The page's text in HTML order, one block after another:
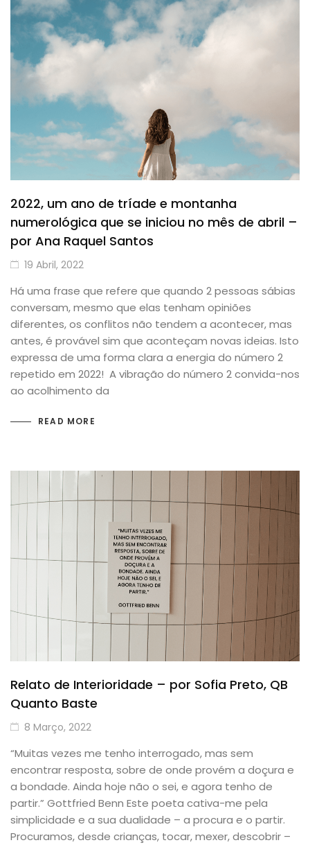
2022, um ano de tríade e montanha
numerológica que se iniciou no mês de abril –
por Ana Raquel Santos
19 Abril, 2022
Há uma frase que refere que quando 2 pessoas sábias
conversam, mesmo que elas tenham opiniões
diferentes, os conflitos não tendem a acontecer, mas
antes, é provável sim que aconteçam novas ideias. Isto
expressa de uma forma clara a energia do número 2
repetido em 2022! A vibração do número 2 convida-nos
ao acolhimento da
READ MORE
Relato de Interioridade – por Sofia Preto, QB
Quanto Baste
8 Março, 2022
“Muitas vezes me tenho interrogado, mas sem
encontrar resposta, sobre de onde provém a doçura e
a bondade. Ainda hoje não o sei, e agora tenho de
partir.” Gottfried Benn Este poeta cativa-me pela
simplicidade e a sua dualidade – a procura e o partir.
Procuramos, desde crianças, tocar, mexer, descobrir –